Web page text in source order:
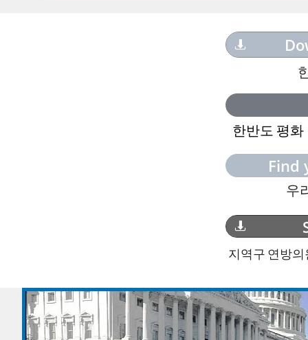

한반도 평

지역구 연방
Find
우